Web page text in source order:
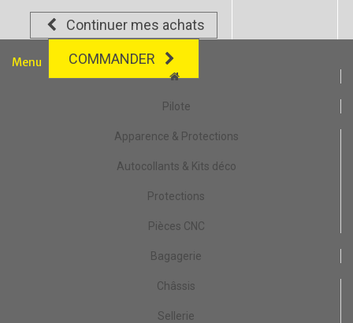
Continuer mes achats
COMMANDER
Menu
Pilote
Apparence & Protections
Autocollants & Kits déco
Protections
Pièces CNC
Bagagerie
Châssis
Sellerie